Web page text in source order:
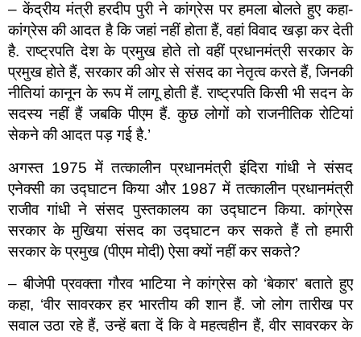
– केंद्रीय मंत्री हरदीप पुरी ने कांग्रेस पर हमला बोलते हुए कहा-
कांग्रेस की आदत है कि जहां नहीं होता हैं, वहां विवाद खड़ा कर देती
है. राष्ट्रपति देश के प्रमुख होते तो वहीं प्रधानमंत्री सरकार के
प्रमुख होते हैं, सरकार की ओर से संसद का नेतृत्व करते हैं, जिनकी
नीतियां कानून के रूप में लागू होती हैं. राष्ट्रपति किसी भी सदन के
सदस्य नहीं हैं जबकि पीएम हैं. कुछ लोगों को राजनीतिक रोटियां
सेकने की आदत पड़ गई है.’
अगस्त 1975 में तत्कालीन प्रधानमंत्री इंदिरा गांधी ने संसद
एनेक्सी का उद्घाटन किया और 1987 में तत्कालीन प्रधानमंत्री
राजीव गांधी ने संसद पुस्तकालय का उद्घाटन किया. कांग्रेस
सरकार के मुखिया संसद का उद्घाटन कर सकते हैं तो हमारी
सरकार के प्रमुख (पीएम मोदी) ऐसा क्यों नहीं कर सकते?
– बीजेपी प्रवक्ता गौरव भाटिया ने कांग्रेस को ‘बेकार’ बताते हुए
कहा, ‘वीर सावरकर हर भारतीय की शान हैं. जो लोग तारीख पर
सवाल उठा रहे हैं, उन्हें बता दें कि वे महत्वहीन हैं, वीर सावरकर के